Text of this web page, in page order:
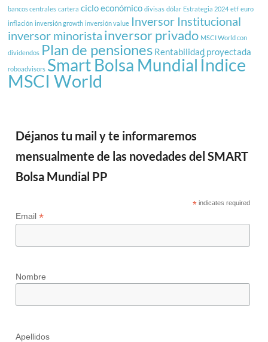
bancos centrales cartera ciclo económico divisas dólar Estrategia 2024 etf euro
inflación inversión growth inversión value Inversor Institucional
inversor minorista inversor privado MSCI World con
dividendos Plan de pensiones Rentabilidad proyectada
roboadvisors Smart Bolsa Mundial Índice
MSCI World
Déjanos tu mail y te informaremos
mensualmente de las novedades del SMART
Bolsa Mundial PP
* indicates required
Email*
Nombre
Apellidos